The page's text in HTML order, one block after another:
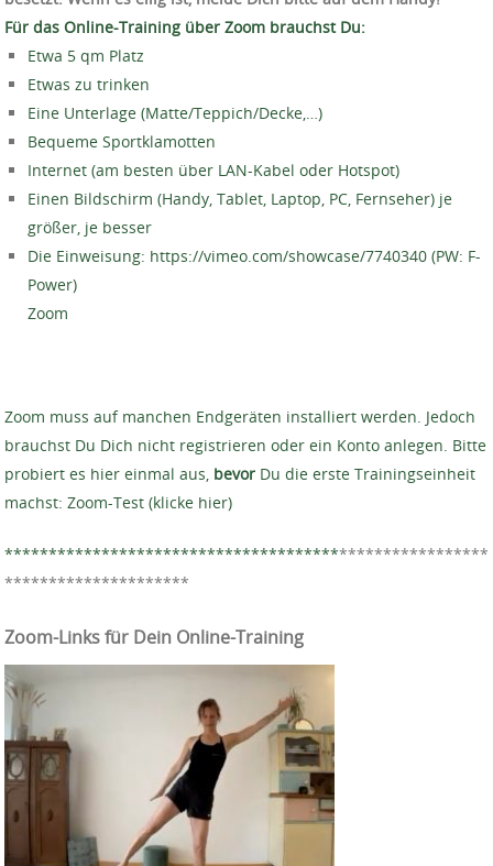
Für das Online-Training über Zoom brauchst Du:
Etwa 5 qm Platz
Etwas zu trinken
Eine Unterlage (Matte/Teppich/Decke,…)
Bequeme Sportklamotten
Internet (am besten über LAN-Kabel oder Hotspot)
Einen Bildschirm (Handy, Tablet, Laptop, PC, Fernseher) je
größer, je besser
Die Einweisung: https://vimeo.com/showcase/7740340 (PW: F-
Power)
Zoom
Zoom muss auf manchen Endgeräten installiert werden. Jedoch
brauchst Du Dich nicht registrieren oder ein Konto anlegen. Bitte
probiert es hier einmal aus, bevor Du die erste Trainingseinheit
machst: Zoom-Test (klicke hier)
*******************************************************
*********************
Zoom-Links für Dein Online-Training